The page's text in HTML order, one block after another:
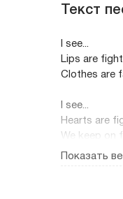
Текст
I see...
Lips are
Clothes are
I see...
Hearts are
We keep on
Показать